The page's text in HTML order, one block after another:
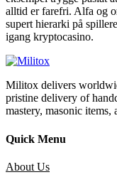
alltid er farefri. Alfa og
supert hierarki på
igang kryptocasino.
Militox delivers
pristine delivery of
mastery, masonic items,
Quick Menu
About Us